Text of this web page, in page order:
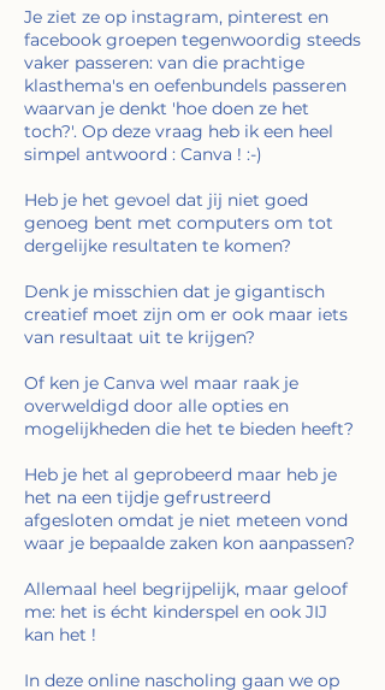
Je ziet ze op instagram, pinterest en
facebook groepen tegenwoordig steeds
vaker passeren: van die prachtige
klasthema's en oefenbundels passeren
waarvan je denkt 'hoe doen ze het
toch?'. Op deze vraag heb ik een heel
simpel antwoord : Canva ! :-)
Heb je het gevoel dat jij niet goed
genoeg bent met computers om tot
dergelijke resultaten te komen?
Denk je misschien dat je gigantisch
creatief moet zijn om er ook maar iets
van resultaat uit te krijgen?
Of ken je Canva wel maar raak je
overweldigd door alle opties en
mogelijkheden die het te bieden heeft?
Heb je het al geprobeerd maar heb je
het na een tijdje gefrustreerd
afgesloten omdat je niet meteen vond
waar je bepaalde zaken kon aanpassen?
Allemaal heel begrijpelijk, maar geloof
me: het is écht kinderspel en ook JIJ
kan het !
In deze online nascholing gaan we op